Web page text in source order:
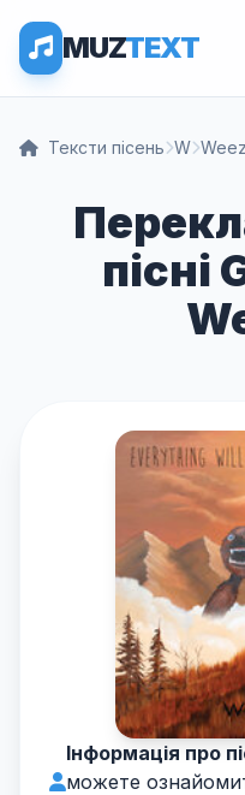
MUZTEXT
Тексти пісень W
пісні
Інформація про
можете